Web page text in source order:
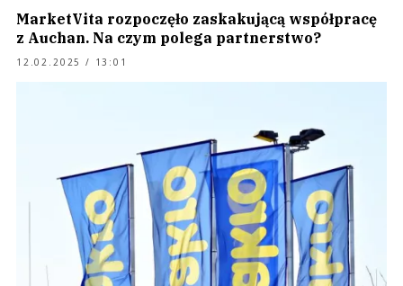
MarketVita rozpoczęło zaskakującą współpracę
z Auchan. Na czym polega partnerstwo?
12.02.2025 / 13:01